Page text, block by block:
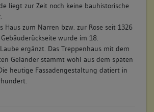
liegt zur Zeit noch keine bauhistorische
Haus zum Narren bzw. zur Rose seit 1326
wurde im 18.
ergänzt. Das Treppenhaus mit dem
Geländer stammt wohl aus dem späten
heutige Fassadengestaltung datiert in